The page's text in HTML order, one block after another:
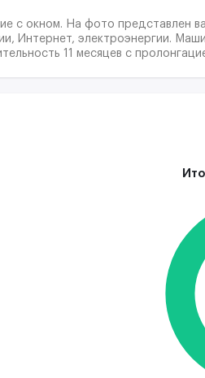
с окном. На фото представлен
Интернет, электроэнергии.
11 месяцев с